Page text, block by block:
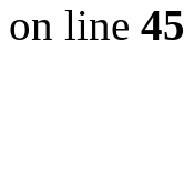
on line 45